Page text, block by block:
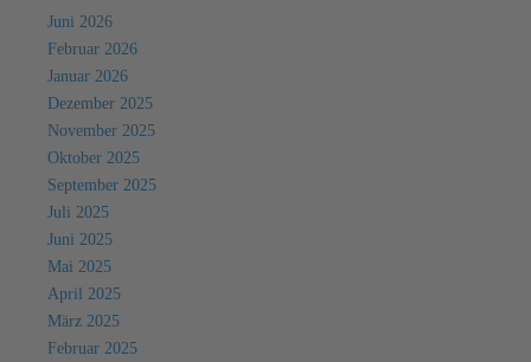
Juni 2026
Februar 2026
Januar 2026
Dezember 2025
November 2025
Oktober 2025
September 2025
Juli 2025
Juni 2025
Mai 2025
April 2025
März 2025
Februar 2025